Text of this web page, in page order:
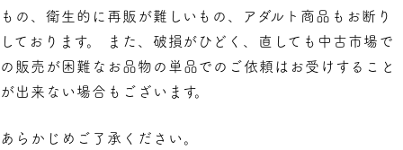
もの、衛生的に再販が難しいもの、アダルト商品もお断り
しております。 また、破損がひどく、直しても中古市場で
の販売が困難なお品物の単品でのご依頼はお受けすること
が出来ない場合もございます。
あらかじめご了承ください。